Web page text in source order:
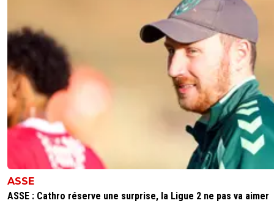
ASSE
ASSE : Cathro réserve une surprise, la Ligue 2 ne pas va aimer